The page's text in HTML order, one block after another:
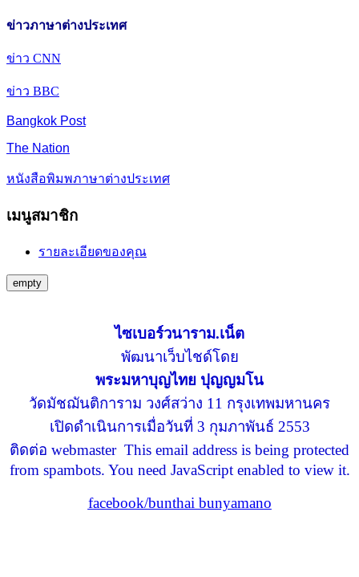
ข่าวภาษาต่างประเทศ
ข่าว CNN
ข่าว BBC
Bangkok Post
The Nation
หนังสือพิมพภาษาต่างประเทศ
เมนูสมาชิก
รายละเอียดของคุณ
empty
ไซเบอร์วนาราม.เน็ต
พัฒนาเว็บไชด์โดย
พระมหาบุญไทย ปุญญมโน
วัดมัชฌันติการาม วงศ์สว่าง 11 กรุงเทพมหานคร
เปิดดำเนินการเมื่อวันที่ 3 กุมภาพันธ์ 2553
ติดต่อ webmaster This email address is being protected
from spambots. You need JavaScript enabled to view it.
facebook/bunthai bunyamano